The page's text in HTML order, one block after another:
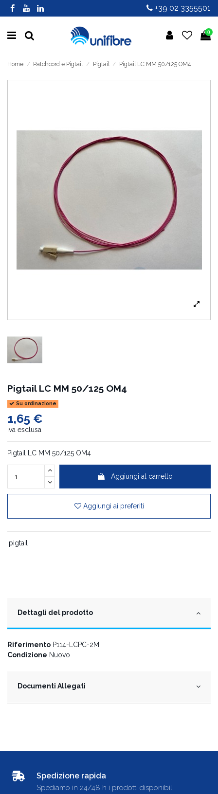
+39 02 3355501
0
Home Patchcord e Pigtail Pigtail Pigtail LC MM 50/125 OM4
Pigtail LC MM 50/125 OM4
Su ordinazione
1,65 €
iva esclusa
Pigtail LC MM 50/125 OM4
Aggiungi al carrello
Aggiungi ai preferiti
pigtail
Dettagli del prodotto
Riferimento P114-LCPC-2M
Condizione Nuovo
Documenti Allegati
Spedizione rapida
Spediamo in 24/48 h i prodotti disponibili